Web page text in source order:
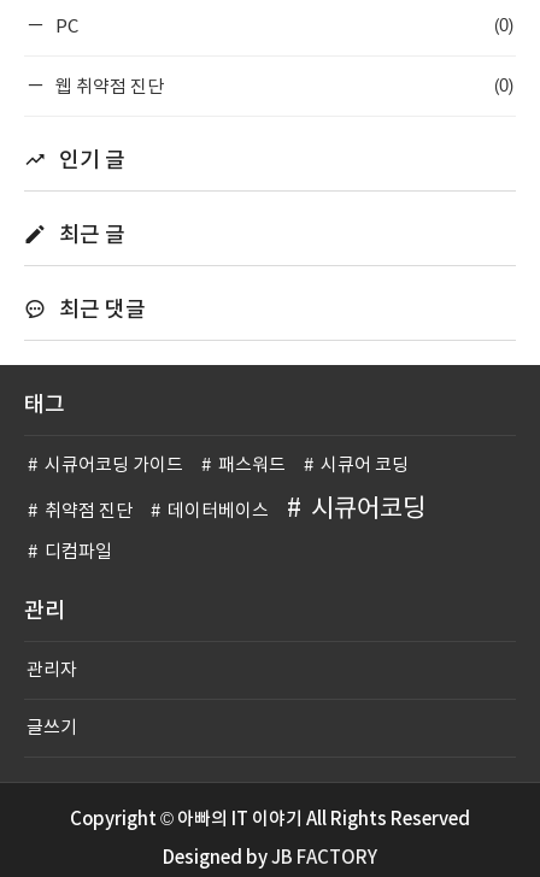
PC (0)
웹 취약점 진단 (0)
인기 글
최근 글
최근 댓글
태그
시큐어코딩 가이드 패스워드 시큐어 코딩
취약점 진단 데이터베이스 시큐어코딩
디컴파일
관리
관리자
글쓰기
Copyright © 아빠의 IT 이야기 All Rights Reserved
Designed byJB FACTORY